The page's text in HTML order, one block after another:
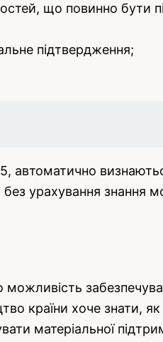
що повинно
підтвердження;
автоматично
урахування знання
можливість
країни хоче знати,
матеріальної